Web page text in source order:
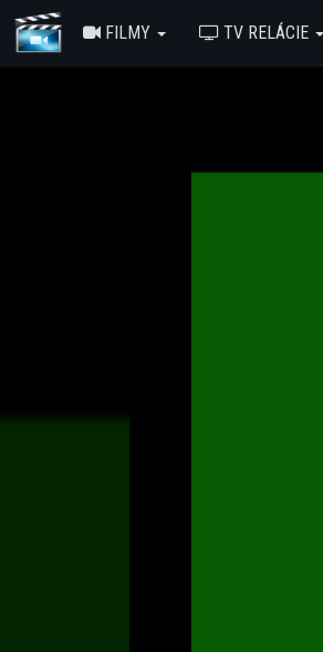
FILMY TV RELÁCIE